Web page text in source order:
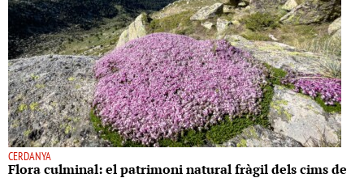
CERDANYA
Flora culminal: el patrimoni natural fràgil dels cims de